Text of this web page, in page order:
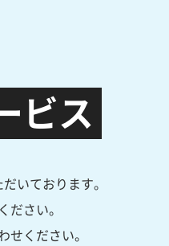
ビス
いております。
さい。
ください。